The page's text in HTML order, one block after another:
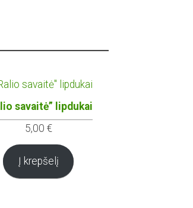
savaitė” lipdukai
5,00 €
Į krepšelį